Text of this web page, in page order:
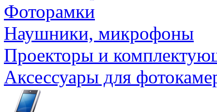
Фоторамки
Наушники, микрофоны
Проекторы и
Аксессуары для